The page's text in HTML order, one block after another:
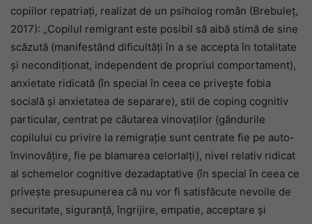
copiilor repatriați, realizat de un psiholog român (Brebuleț,
2017): „Copilul remigrant este posibil să aibă stimă de sine
scăzută (manifestând dificultăți în a se accepta în totalitate
şi necondiționat, independent de propriul comportament),
anxietate ridicată (în special în ceea ce privește fobia
socială şi anxietatea de separare), stil de coping cognitiv
particular, centrat pe căutarea vinovaților (gândurile
copilului cu privire la remigrație sunt centrate fie pe auto-
învinovățire, fie pe blamarea celorlalți), nivel relativ ridicat
al schemelor cognitive dezadaptative (în special în ceea ce
privește presupunerea că nu vor fi satisfăcute nevoile de
securitate, siguranță, îngrijire, empatie, acceptare şi